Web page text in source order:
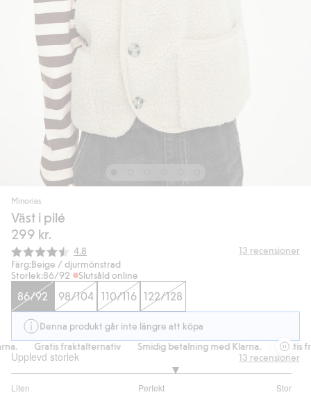
Minories
Väst i pilé
299 kr.
Snittbetyg:
4.8 13 recensioner
Färg:Beige / djurmönstrad
Storlek:86/92 Slutsåld online
86/92 98/104 110/116 122/128
Denna produkt går inte längre att köpa
Gratis fraktalternativ Smidig betalning med Klarna. Gratis
Upplevd storlek
Liten Perfekt Stor
utav
13 recensioner